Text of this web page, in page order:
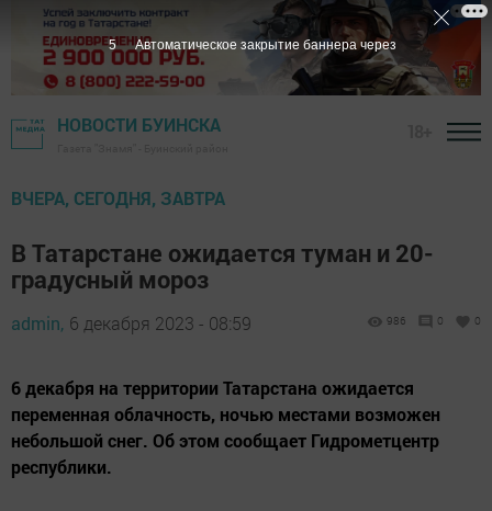
НОВОСТИ БУИНСКА
ВЧЕРА, СЕГОДНЯ, ЗАВТРА
В Татарстане ожидается туман и 20-
градусный мороз
admin, 6 декабря 2023 - 08:59 986 0 0
6 декабря на территории Татарстана ожидается
переменная облачность, ночью местами возможен
небольшой снег. Об этом сообщает Гидрометцентр
республики.
4 Автоматическое закрытие баннера через